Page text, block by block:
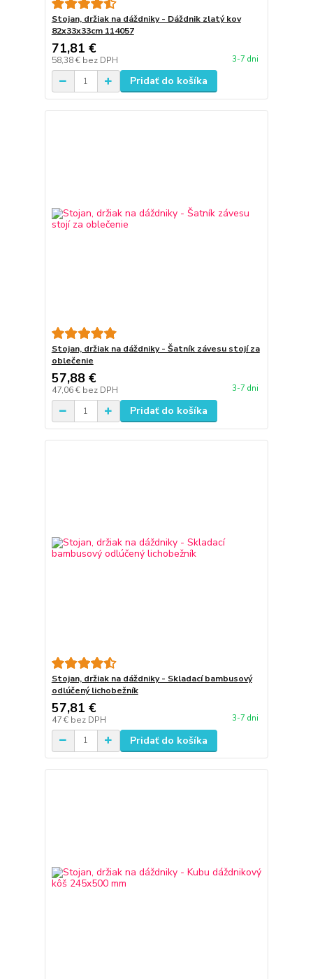
Stojan, držiak na dáždniky - Dáždnik zlatý kov
82x33x33cm 114057
71,81 €
58,38 € bez DPH 3-7 dni
Pridať do košíka
Stojan, držiak na dáždniky - Šatník závesu stojí za
oblečenie
57,88 €
47,06 € bez DPH 3-7 dni
Pridať do košíka
Stojan, držiak na dáždniky - Skladací bambusový
odlúčený lichobežník
57,81 €
47 € bez DPH 3-7 dni
Pridať do košíka